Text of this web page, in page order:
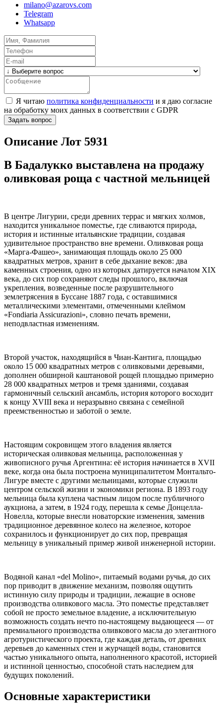
milano@azarovs.com
Telegram
Whatsapp
Я читаю политика конфиденциальности и я даю согласие
на обработку моих данных в соответствии с GDPR
Задать вопрос
Описание Лот 5931
В Бадалукко выставлена на продажу
оливковая роща с частной мельницей
В центре Лигурии, среди древних террас и мягких холмов,
находится уникальное поместье, где сливаются природа,
история и истинные итальянские традиции, создавая
удивительное пространство вне времени. Оливковая роща
«Марга-Фашео», занимающая площадь около 25 000
квадратных метров, хранит в себе дыхание веков: два
каменных строения, одно из которых датируется началом XIX
века, до сих пор сохраняют следы прошлого, включая
укрепления, возведенные после разрушительного
землетрясения в Буссане 1887 года, с оставшимися
металлическими элементами, отмеченными клеймом
«Fondiaria Assicurazioni», словно печать времени,
неподвластная изменениям.
Второй участок, находящийся в Чиан-Кантига, площадью
около 15 000 квадратных метров с оливковыми деревьями,
дополнен обширной каштановой рощей площадью примерно
28 000 квадратных метров и тремя зданиями, создавая
гармоничный сельский ансамбль, история которого восходит
к концу XVIII века и неразрывно связана с семейной
преемственностью и заботой о земле.
Настоящим сокровищем этого владения является
историческая оливковая мельница, расположенная у
живописного ручья Аргентина: её история начинается в XVII
веке, когда она была построена муниципалитетом Монтальто-
Лигуре вместе с другими мельницами, которые служили
центром сельской жизни и экономики региона. В 1893 году
мельница была куплена частным лицом после публичного
аукциона, а затем, в 1924 году, перешла к семье Донцелла-
Новелла, которые внесли новаторские изменения, заменив
традиционное деревянное колесо на железное, которое
сохранилось и функционирует до сих пор, превращая
мельницу в уникальный пример живой инженерной истории.
Водяной канал «del Molino», питаемый водами ручья, до сих
пор приводит в движение механизм, позволяя ощутить
истинную силу природы и традиции, лежащие в основе
производства оливкового масла. Это поместье представляет
собой не просто земельное владение, а исключительную
возможность создать нечто по-настоящему выдающееся — от
премиального производства оливкового масла до элегантного
агротуристического проекта, где каждая деталь, от древних
деревьев до каменных стен и журчащей воды, становится
частью уникального опыта, наполненного красотой, историей
и истинной ценностью, способной стать наследием для
будущих поколений.
Основные характеристики